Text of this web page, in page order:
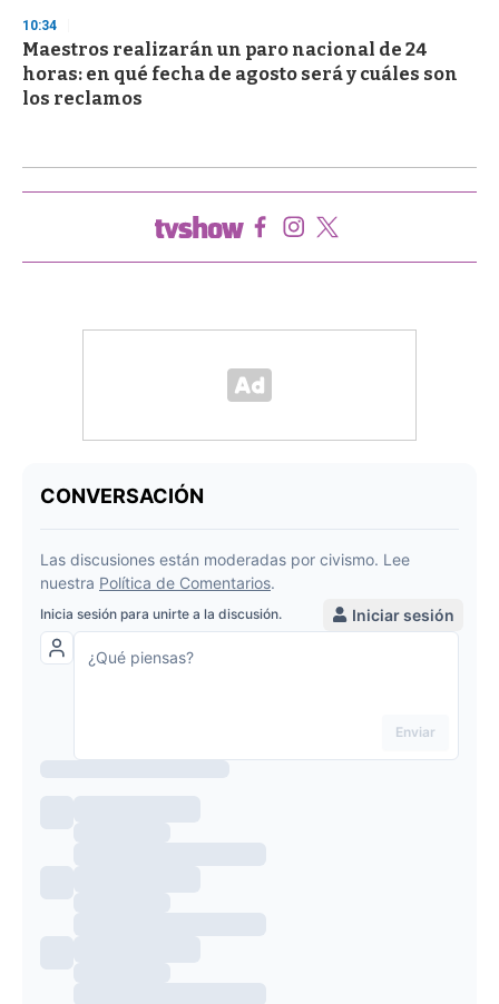
10:34
Maestros realizarán un paro nacional de 24
horas: en qué fecha de agosto será y cuáles son
los reclamos